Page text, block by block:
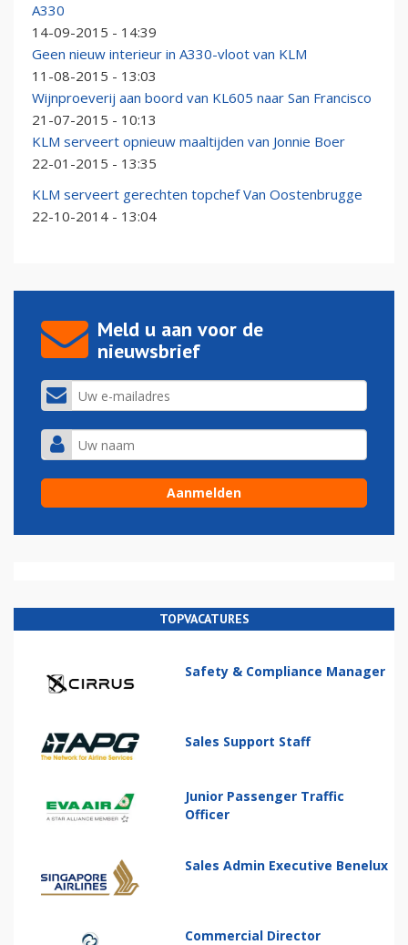
A330
14-09-2015 - 14:39
Geen nieuw interieur in A330-vloot van KLM
11-08-2015 - 13:03
Wijnproeverij aan boord van KL605 naar San Francisco
21-07-2015 - 10:13
KLM serveert opnieuw maaltijden van Jonnie Boer
22-01-2015 - 13:35
KLM serveert gerechten topchef Van Oostenbrugge
22-10-2014 - 13:04
Meld u aan voor de
nieuwsbrief
TOPVACATURES
Safety & Compliance Manager
Sales Support Staff
Junior Passenger Traffic
Officer
Sales Admin Executive Benelux
Commercial Director